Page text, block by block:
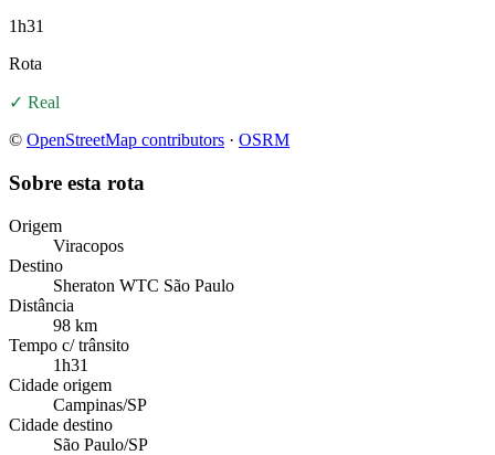
1h31
Rota
✓ Real
© OpenStreetMap contributors · OSRM
Sobre esta rota
Origem
Viracopos
Destino
Sheraton WTC São Paulo
Distância
98 km
Tempo c/ trânsito
1h31
Cidade origem
Campinas/SP
Cidade destino
São Paulo/SP